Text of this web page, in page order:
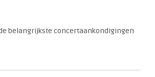
belangrijkste concertaankondigingen